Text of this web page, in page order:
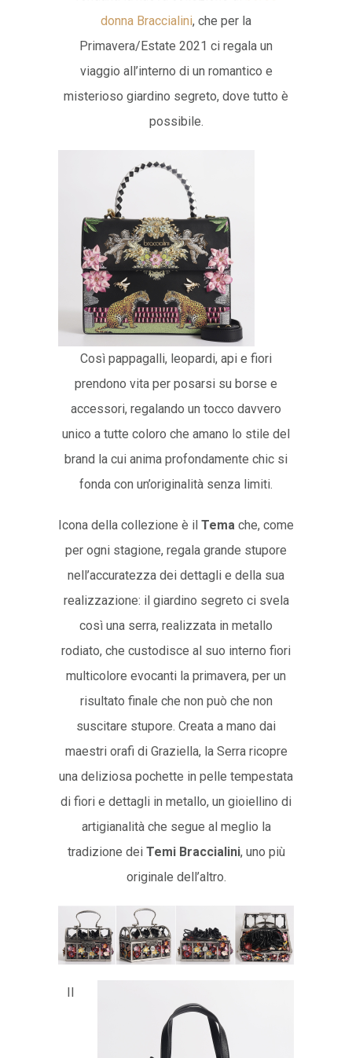
donna Braccialini, che per la
Primavera/Estate 2021 ci regala un
viaggio all’interno di un romantico e
misterioso giardino segreto, dove tutto è
possibile.
Così pappagalli, leopardi, api e fiori
prendono vita per posarsi su borse e
accessori, regalando un tocco davvero
unico a tutte coloro che amano lo stile del
brand la cui anima profondamente chic si
fonda con un’originalità senza limiti.
Icona della collezione è il Tema che, come
per ogni stagione, regala grande stupore
nell’accuratezza dei dettagli e della sua
realizzazione: il giardino segreto ci svela
così una serra, realizzata in metallo
rodiato, che custodisce al suo interno fiori
multicolore evocanti la primavera, per un
risultato finale che non può che non
suscitare stupore. Creata a mano dai
maestri orafi di Graziella, la Serra ricopre
una deliziosa pochette in pelle tempestata
di fiori e dettagli in metallo, un gioiellino di
artigianalità che segue al meglio la
tradizione dei Temi Braccialini, uno più
originale dell’altro.
Il